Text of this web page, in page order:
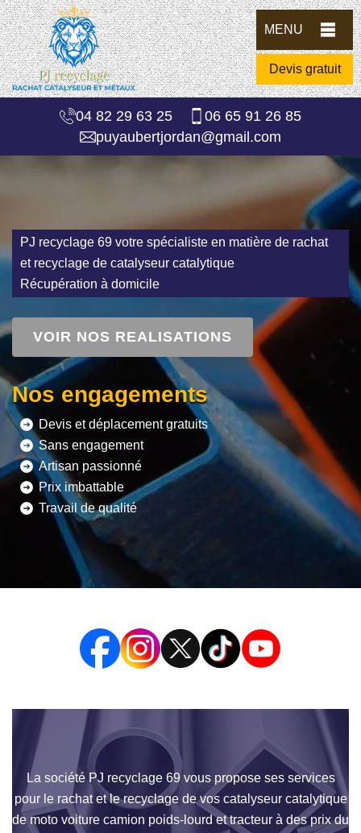
MENU
Devis gratuit
04 82 29 63 25
06 65 91 26 85
puyaubertjordan@gmail.com
PJ recyclage 69 votre spécialiste en matière de rachat
et recyclage de catalyseur catalytique
Récupération à domicile
VOIR NOS REALISATIONS
Nos engagements
Devis et déplacement gratuits
Sans engagement
Artisan passionné
Prix imbattable
Travail de qualité
La société PJ recyclage 69 vous propose ses services
pour le rachat et le recyclage de vos catalyseur catalytique
de moto voiture camion poids-lourd et tracteur à des prix du